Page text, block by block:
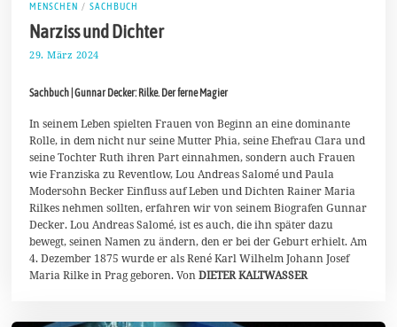
MENSCHEN / SACHBUCH
Narziss und Dichter
29. März 2024
p
i
2
0
2
4
Sachbuch | Gunnar Decker: Rilke. Der ferne Magier
In seinem Leben spielten Frauen von Beginn an eine dominante
Rolle, in dem nicht nur seine Mutter Phia, seine Ehefrau Clara und
seine Tochter Ruth ihren Part einnahmen, sondern auch Frauen
wie Franziska zu Reventlow, Lou Andreas Salomé und Paula
Modersohn Becker Einfluss auf Leben und Dichten Rainer Maria
Rilkes nehmen sollten, erfahren wir von seinem Biografen Gunnar
Decker. Lou Andreas Salomé, ist es auch, die ihn später dazu
bewegt, seinen Namen zu ändern, den er bei der Geburt erhielt. Am
4. Dezember 1875 wurde er als René Karl Wilhelm Johann Josef
Maria Rilke in Prag geboren. VonDIETER KALTWASSER